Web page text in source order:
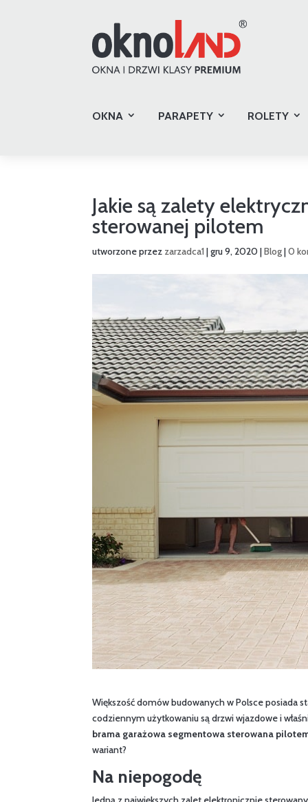
OKNA PARAPETY ROLETY
Jakie są zalety
sterowanej pilotem
utworzone przez zarzadca1|gru 9, 2020 |Blog|0
Większość domów budowanych w Polsce posiada
codziennym użytkowaniu są drzwi wjazdowe i
brama garażowa segmentowa sterowana
wariant?
Na niepogodę